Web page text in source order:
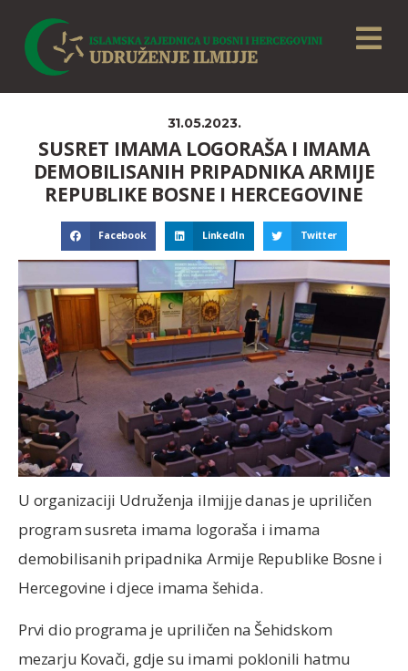
31.05.2023.
SUSRET IMAMA LOGORAŠA I IMAMA
DEMOBILISANIH PRIPADNIKA ARMIJE
REPUBLIKE BOSNE I HERCEGOVINE
Facebook LinkedIn Twitter
U organizaciji Udruženja ilmijje danas je upriličen
program susreta imama logoraša i imama
demobilisanih pripadnika Armije Republike Bosne i
Hercegovine i djece imama šehida.
Prvi dio programa je upriličen na Šehidskom
mezarju Kovači, gdje su imami poklonili hatmu